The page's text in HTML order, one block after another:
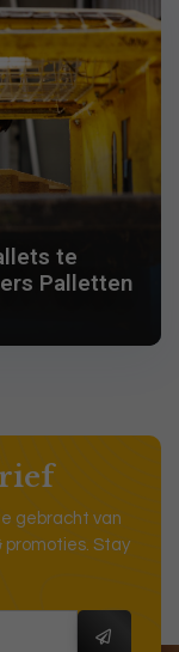
te
Palletten
gebracht van
promoties. Stay